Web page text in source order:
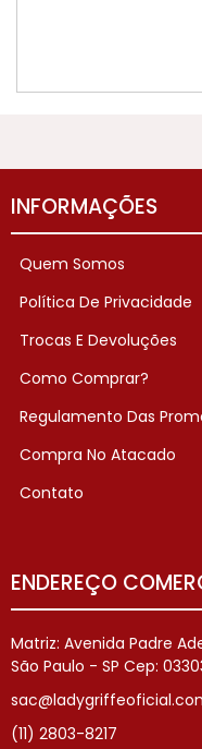
INFORMAÇÕES
Quem Somos
Política De Privacidade
Trocas E Devoluções
Como Comprar?
Regulamento Das
Compra No Atacado
Contato
ENDEREÇO
Matriz: Avenida Padre
São Paulo - SP Cep:
(11) 2803-8217